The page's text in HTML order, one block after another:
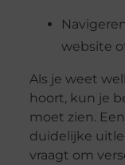
website
Als je weet
hoort, kun je
moet zien.
duidelijke
vraagt om